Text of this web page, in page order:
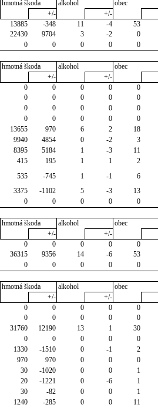
hmotná škoda alkohol
obec
+/- +/-
13885 -348 11 -4 53
22430 9704 3 -2 0
0 0 0 0 0
hmotná škoda alkohol
obec
+/- +/-
0 0 0 0 0
0 0 0 0 0
0 0 0 0 0
0 0 0 0 0
13655 970 6 2 18
9940 4854 0 -2 3
8395 5184 1 -3 11
415 195 1 1 2
535 -745 1 -1 6
3375 -1102 5 -3 13
0 0 0 0 0
hmotná škoda alkohol
obec
+/- +/-
0 0 0 0 0
36315 9356 14 -6 53
0 0 0 0 0
hmotná škoda alkohol
obec
+/- +/-
0 0 0 0 0
0 0 0 0 0
31760 12190 13 1 30
0 0 0 0 0
1330 -1510 0 -1 2
970 970 0 0 0
30 -1020 0 0 1
20 -1221 0 -6 1
30 -82 0 0 1
1240 -285 0 0 11